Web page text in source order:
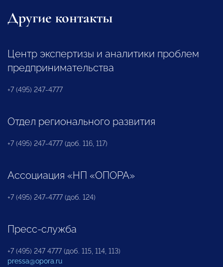
Другие контакты
Центр экспертизы и аналитики проблем
предпринимательства
+7 (495) 247-4777
Отдел регионального развития
+7 (495) 247-4777 (доб. 116, 117)
Ассоциация «НП «ОПОРА»
+7 (495) 247-4777 (доб. 124)
Пресс-служба
+7 (495) 247 4777 (доб. 115, 114, 113)
pressa@opora.ru